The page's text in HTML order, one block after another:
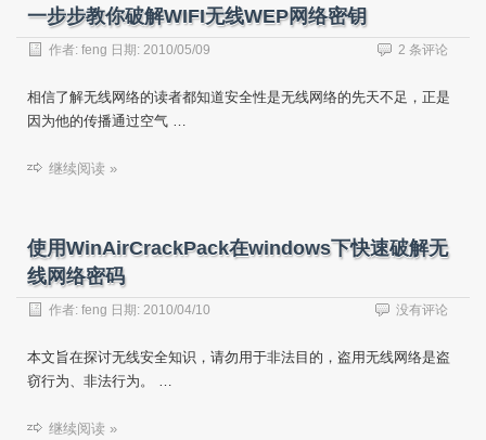
一步步教你破解WIFI无线WEP网络密钥
作者: feng 日期: 2010/05/09 2 条评论
相信了解无线网络的读者都知道安全性是无线网络的先天不足，正是
因为他的传播通过空气 …
继续阅读 »
使用WinAirCrackPack在windows下快速破解无
线网络密码
作者: feng 日期: 2010/04/10 没有评论
本文旨在探讨无线安全知识，请勿用于非法目的，盗用无线网络是盗
窃行为、非法行为。 …
继续阅读 »